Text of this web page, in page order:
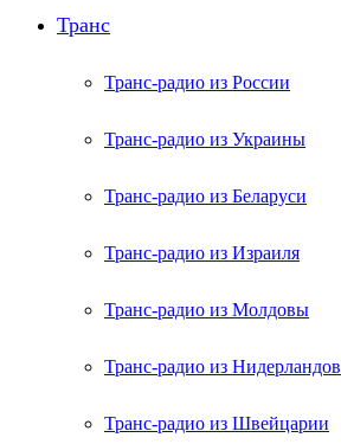
Транс
Транс-радио из России
Транс-радио из Украины
Транс-радио из Беларуси
Транс-радио из Израиля
Транс-радио из Молдовы
Транс-радио из Нидерландов
Транс-радио из Швейцарии